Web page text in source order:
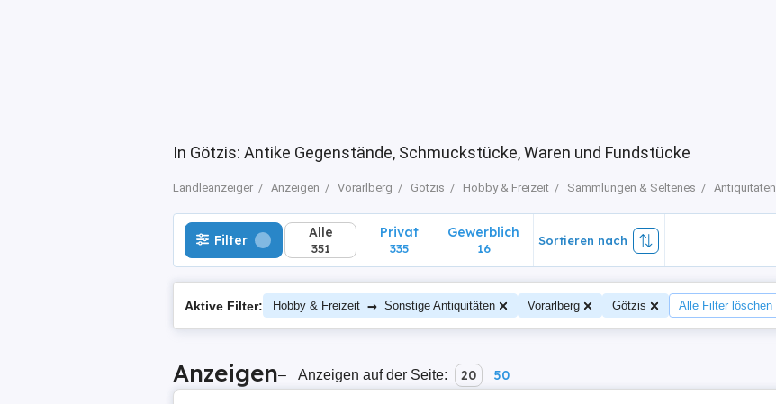
In Götzis: Antike Gegenstände, Schmuckstücke, Waren und Fundstücke
Ländleanzeiger Anzeigen Vorarlberg Götzis Hobby & Freizeit Sammlungen & Seltenes Antiquitäten
Filter Alle
351
Privat
335
Gewerblich
16
Sortieren nach
Aktive Filter: Hobby & Freizeit → Sonstige Antiquitäten Vorarlberg Götzis Alle Filter löschen
Anzeigen– Anzeigen auf der Seite: 20 50